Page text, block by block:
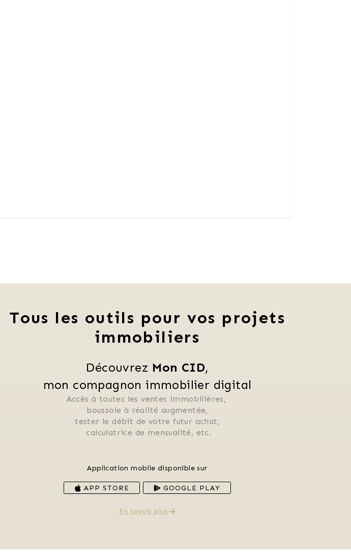
Tous les outils pour vos projets
immobiliers
Découvrez Mon CID,
mon compagnon immobilier digital
Accès à toutes les ventes immobilières,
boussole à réalité augmentée,
tester le débit de votre futur achat,
calculatrice de mensualité, etc.
Application mobile disponible sur
APP STORE GOOGLE PLAY
En savoir plus